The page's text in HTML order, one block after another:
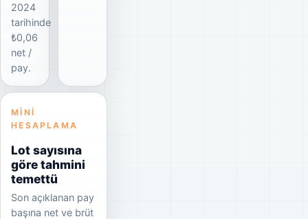
2024
tarihinde
₺0,06
net /
pay.
MINI
HESAPLAMA
Lot sayısına
göre tahmini
temettü
Son açıklanan pay
başına net ve brüt